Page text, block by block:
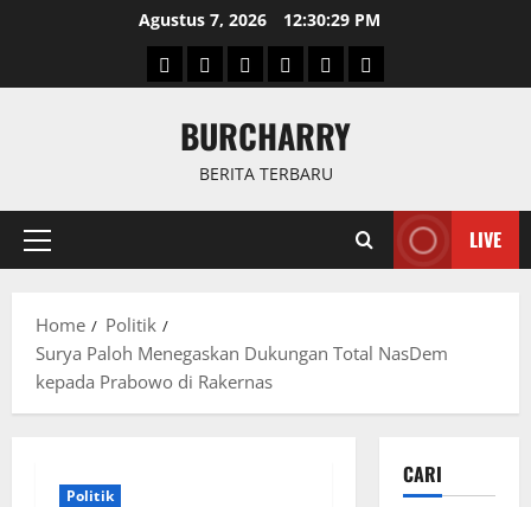
Agustus 7, 2026 12:30:30 PM
BerandaNewsPolitikKeriminal
OlahragaInternasional
BURCHARRY
BERITA TERBARU
Primary
LIVE
Home
Politik
Surya Paloh Menegaskan Dukungan Total NasDem
kepada Prabowo di Rakernas
Politik
CARI